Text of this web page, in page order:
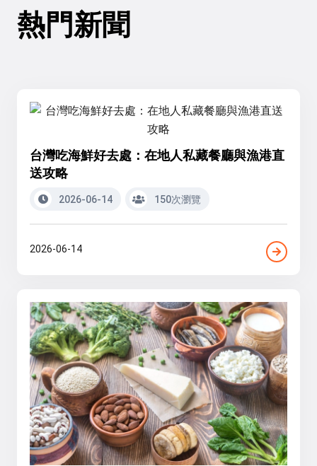
熱門新聞
台灣吃海鮮好去處：在地人私藏餐廳與漁港直
送攻略
2026-06-14 150次瀏覽
2026-06-14